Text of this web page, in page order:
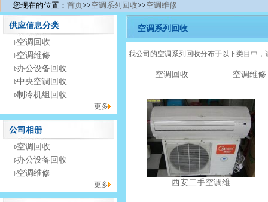
您现在的位置： 首页>>空调系列回收>>空调维修
供应信息分类
空调回收
空调维修
办公设备回收
中央空调回收
制冷机组回收
更多
公司相册
空调回收
办公设备回收
空调维修
更多
空调系列回收
我公司的空调系列回收分布于以下类目中，
空调回收 空调维修
西安二手空调维